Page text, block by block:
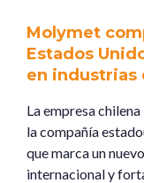
Molymet
Estados
en industrias
La empresa
la compañía
que marca un
internacional y